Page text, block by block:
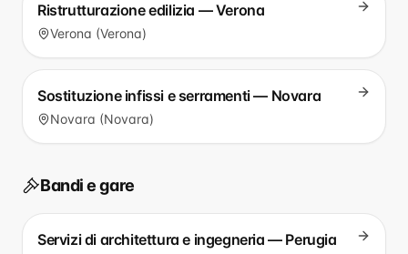
Ristrutturazione edilizia — Verona
Verona (Verona)
Sostituzione infissi e serramenti — Novara
Novara (Novara)
Bandi e gare
Servizi di architettura e ingegneria — Perugia